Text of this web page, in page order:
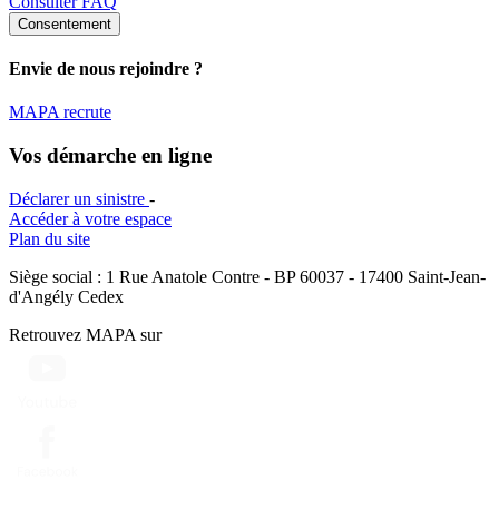
Consentement
Envie de nous rejoindre ?
MAPA recrute
Vos démarche en ligne
Déclarer un sinistre -
Accéder à votre espace
Plan du site
Siège social : 1 Rue Anatole Contre - BP 60037 - 17400 Saint-Jean-
d'Angély Cedex
Retrouvez MAPA sur